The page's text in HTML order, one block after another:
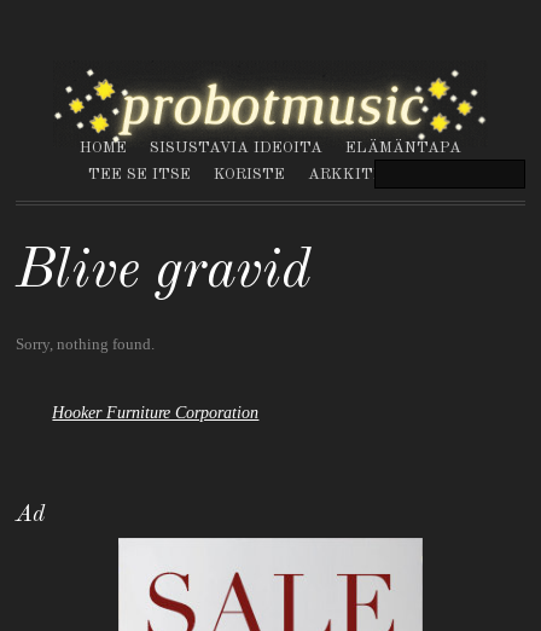
HOME SISUSTAVIA IDEOITA
ELÄMÄNTAPA
TEE SE ITSE
KORISTE ARKKITEHTUURI
Blive gravid
Sorry, nothing found.
Hooker Furniture Corporation
Ad